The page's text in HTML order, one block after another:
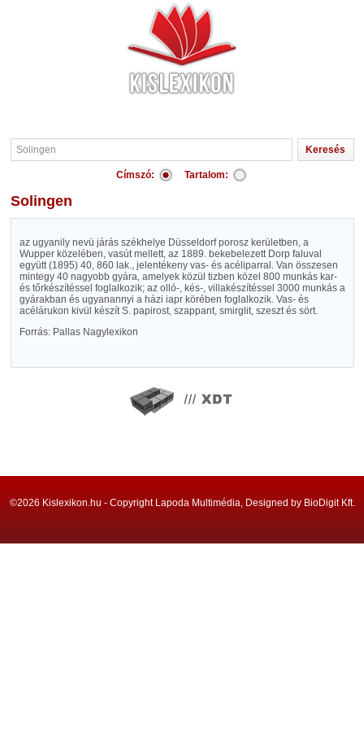
Címszó: Tartalom:
Solingen
az ugyanily nevü járás székhelye Düsseldorf porosz kerületben, a
Wupper közelében, vasút mellett, az 1889. bekebelezett Dorp faluval
együtt (1895) 40, 860 lak., jelentékeny vas- és acéliparral. Van összesen
mintegy 40 nagyobb gyára, amelyek közül tizben közel 800 munkás kar-
és tőrkészítéssel foglalkozik; az olló-, kés-, villakészítéssel 3000 munkás a
gyárakban és ugyanannyi a házi iapr körében foglalkozik. Vas- és
acélárukon kivül készít S. papirost, szappant, smirglit, szeszt és sört.
Forrás: Pallas Nagylexikon
©2026 Kislexikon.hu - Copyright Lapoda Multimédia, Designed by BioDigit Kft.